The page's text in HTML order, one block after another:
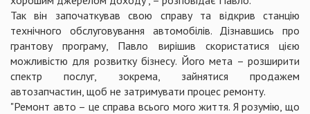
Так він започаткував свою справу та відкрив станцію
технічного обслуговування автомобілів. Дізнавшись про
грантову програму, Павло вирішив скористатися цією
можливістю для розвитку бізнесу. Його мета – розширити
спектр послуг, зокрема, зайнятися продажем
автозапчастин, щоб не затримувати процес ремонту.
"Ремонт авто – це справа всього мого життя. Я розумію, що